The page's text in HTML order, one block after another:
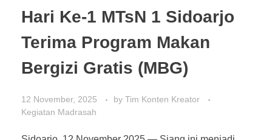
Hari Ke-1 MTsN 1 Sidoarjo
Terima Program Makan
Bergizi Gratis (MBG)
12 November, 2025 by Tim Konten Kreator
Kegiatan Madrasah